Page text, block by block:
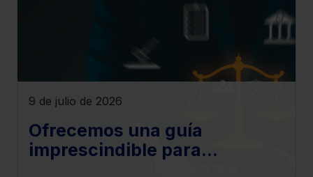
9 de julio de 2026
Ofrecemos una guía
imprescindible para